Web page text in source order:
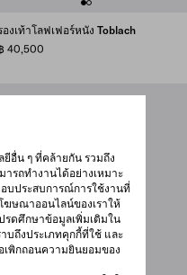
ยีอื่น ๆ ที่คล้ายกัน รวมถึง
รถทำงานได้อย่างเหมาะ
บประสบการณ์การใช้งานที่
ษณาออนไลน์ของเราให้
ดศึกษาข้อมูลเพิ่มเติมใน
บถึงประเภทคุกกี้ที่ใช้ และ
พิกถอนความยินยอมของ
องเท้าโลฟเฟอร์หนัง Toblach
40,500